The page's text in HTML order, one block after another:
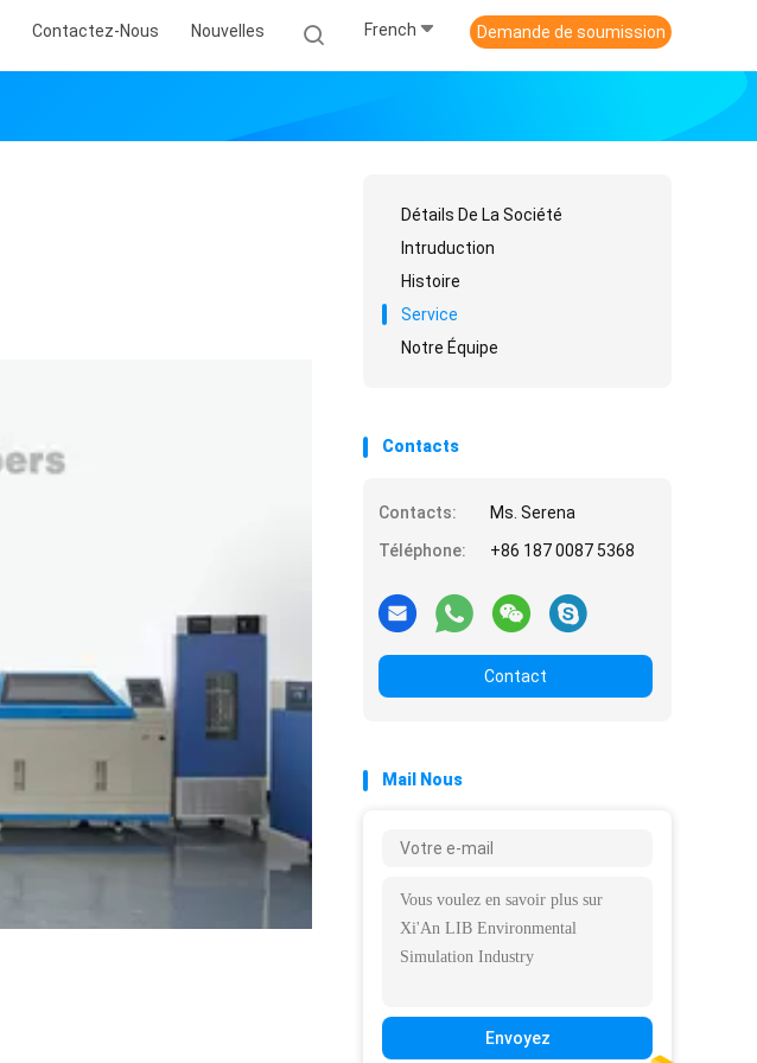
Contactez-Nous Nouvelles French Demande de soumission
Détails De La Société
Intruduction
Histoire
Service
Notre Équipe
Contacts
Contacts:
Ms. Serena
Téléphone:
+86 187 0087 5368
Contact
Mail Nous
Envoyez